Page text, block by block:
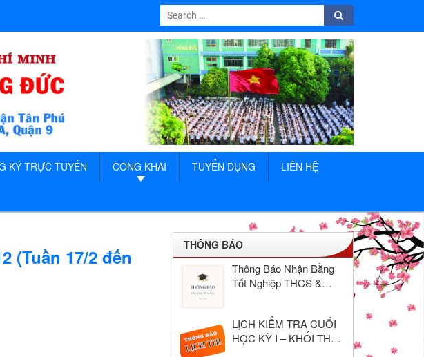
Search
for:
KÝ TRỰC TUYẾN CÔNG KHAI TUYỂN DỤNG LIÊN HỆ
(Tuần 17/2 đến
THÔNG BÁO
Thông Báo Nhận Bằng
Tốt Nghiệp THCS &
LỊCH KIỂM TRA CUỐI
HỌC KỲ I – KHỐI THPT